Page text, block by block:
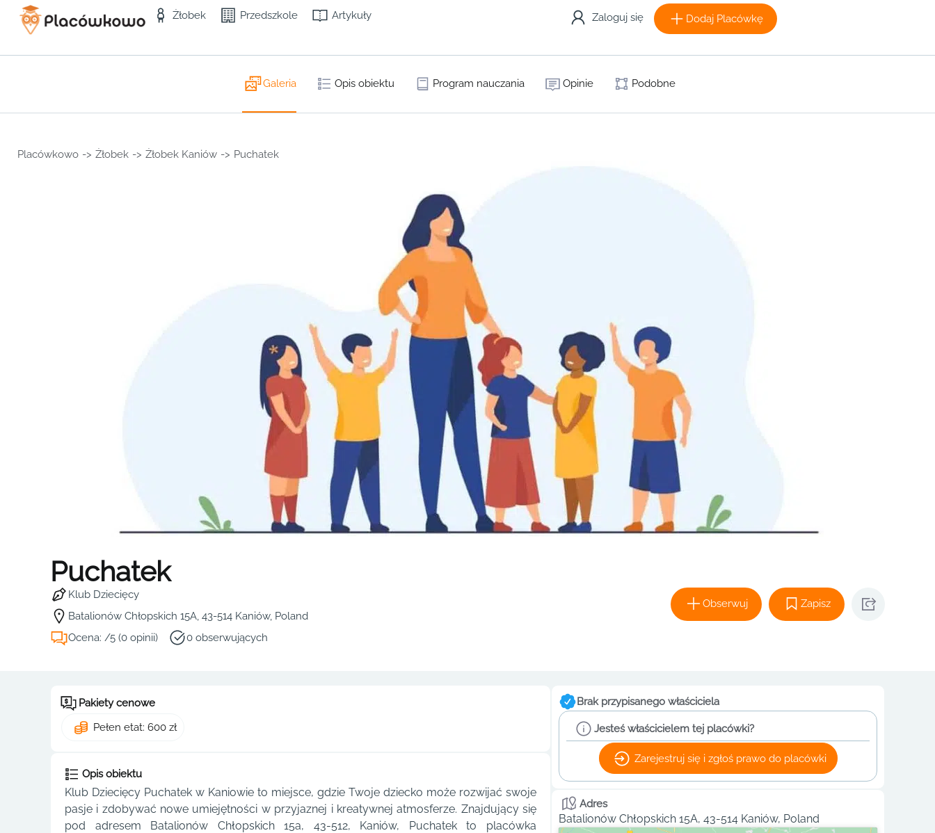
Żłobek Przedszkole Artykuły Zaloguj się Dodaj Placówkę
Galeria Opis obiektu Program nauczania Opinie Podobne
Placówkowo -> Żłobek -> Żłobek Kaniów -> Puchatek
Puchatek
Klub Dziecięcy
Batalionów Chłopskich 15A, 43-514 Kaniów, Poland
Ocena: /5 (0 opinii)
0 obserwujących
Obserwuj Zapisz
Pakiety cenowe
Pełen etat: 600 zł
Opis obiektu
Klub Dziecięcy Puchatek w Kaniowie to miejsce, gdzie Twoje dziecko może rozwijać swoje
pasje i zdobywać nowe umiejętności w przyjaznej i kreatywnej atmosferze. Znajdujący się
pod adresem Batalionów Chłopskich 15a, 43-512, Kaniów, Puchatek to placówka
Brak przypisanego właściciela
Jesteś właścicielem tej placówki?
Zarejestruj się i zgłoś prawo do placówki
Adres
Batalionów Chłopskich 15A, 43-514 Kaniów, Poland